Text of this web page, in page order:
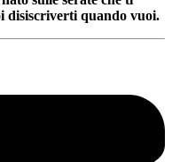
disiscriverti quando vuoi.